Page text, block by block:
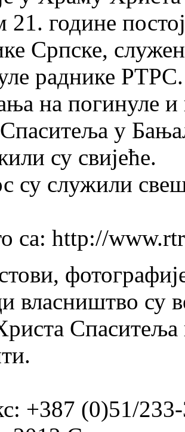
21. године
Српске,
раднике РТРС.
на погинуле
у
су свијеће.
су служили
са: http://
власништво су
Спаситеља
+387 (0)51/